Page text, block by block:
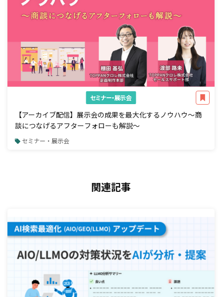
セミナー・展示会
【アーカイブ配信】展示会の成果を最大化するノウハウ～商
談につなげるアフターフォローも解説～
セミナー・展示会
関連記事